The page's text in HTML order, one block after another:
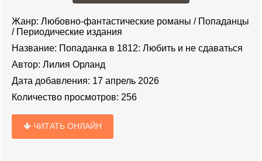
Жанр: Любовно-фантастические романы / Попаданцы
/ Периодические издания
Название: Попаданка в 1812: Любить и не сдаваться
Автор: Лилия Орланд
Дата добавления: 17 апрель 2026
Количество просмотров: 256
ЧИТАТЬ ОНЛАЙН